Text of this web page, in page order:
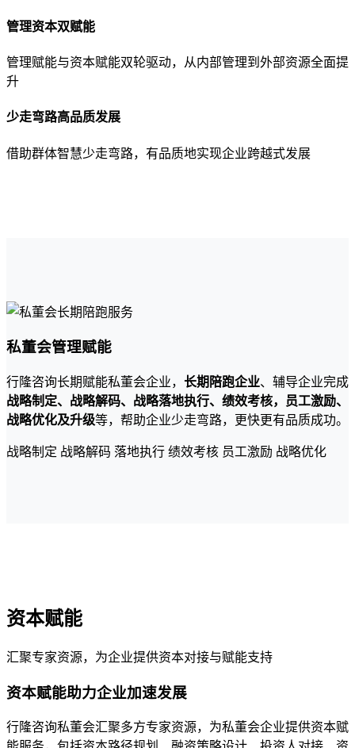
管理资本双赋能
管理赋能与资本赋能双轮驱动，从内部管理到外部资源全面提
升
少走弯路高品质发展
借助群体智慧少走弯路，有品质地实现企业跨越式发展
私董会管理赋能
行隆咨询长期赋能私董会企业， 长期陪跑企业、辅导企业完成
战略制定、战略解码、战略落地执行、绩效考核，员工激励、
战略优化及升级等，帮助企业少走弯路，更快更有品质成功。
战略制定 战略解码 落地执行 绩效考核 员工激励 战略优化
资本赋能
汇聚专家资源，为企业提供资本对接与赋能支持
资本赋能助力企业加速发展
行隆咨询私董会汇聚多方专家资源，为私董会企业提供资本赋